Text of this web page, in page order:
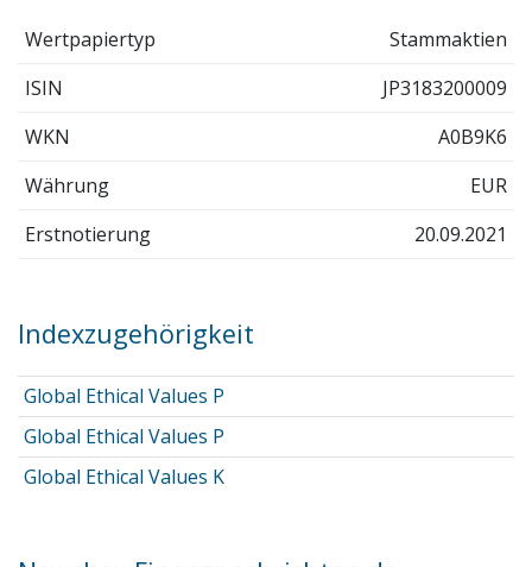
Wertpapiertyp
Stammaktien
ISIN
JP3183200009
WKN
A0B9K6
Währung
EUR
Erstnotierung
20.09.2021
Indexzugehörigkeit
Global Ethical Values P
Global Ethical Values P
Global Ethical Values K